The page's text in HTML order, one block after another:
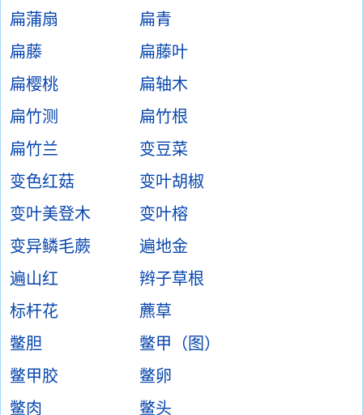
扁蒲扇
扁青
扁藤
扁藤叶
扁樱桃
扁轴木
扁竹测
扁竹根
扁竹兰
变豆菜
变色红菇
变叶胡椒
变叶美登木
变叶榕
变异鳞毛蕨
遍地金
遍山红
辫子草根
标杆花
藨草
鳖胆
鳖甲（图）
鳖甲胶
鳖卵
鳖肉
鳖头